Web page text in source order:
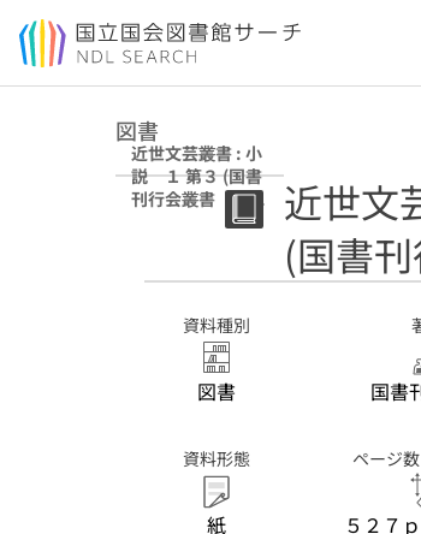
本文へ移動
図書
近世文芸叢書 : 小
説 １ 第３ (国書
刊行会叢書 第２
近世文
(国書
資料種別
図書 国書
資料形態
紙
ページ
５２７